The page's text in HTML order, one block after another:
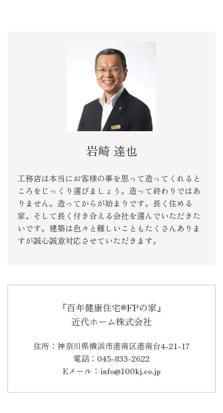
岩崎 達也
工務店は本当にお客様の事を思って造ってくれると
ころをじっくり選びましょう。造って終わりではあ
りません。造ってからが始まりです。長く住める
家、そして長く付き合える会社を選んでいただきた
いです。建築は色々と難しいこともたくさんありま
すが誠心誠意対応させていただきます。
『百年健康住宅®FPの家』
近代ホーム株式会社
住所：神奈川県横浜市港南区港南台4-21-17
電話：045-833-2622
Eメール：info@100kj.co.jp